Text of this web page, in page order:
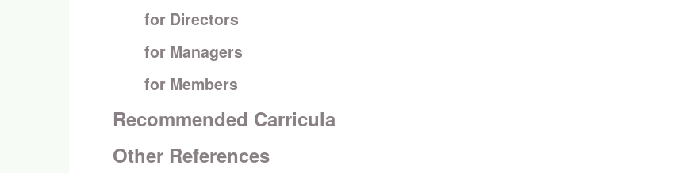
for Directors
for Managers
for Members
Recommended Carricula
Other References